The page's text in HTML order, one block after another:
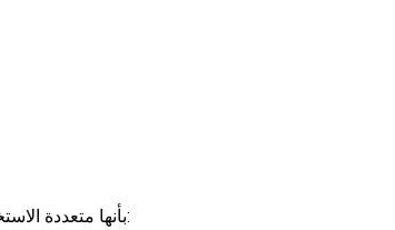
تتميز المواقد ذات شاشات LCD بأنها متعددة الاستخدامات، وتتناسب مع مجموعة من البيئات: